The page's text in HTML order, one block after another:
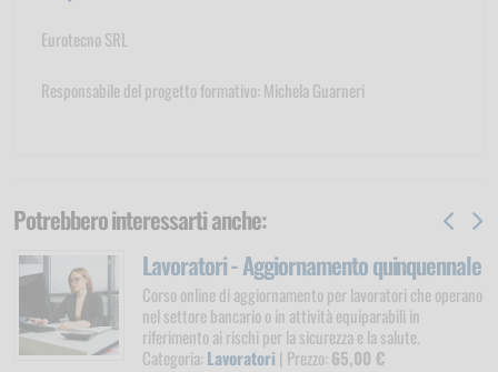
Eurotecno SRL
Responsabile del progetto formativo: Michela Guarneri
Potrebbero interessarti anche:
Lavoratori - Aggiornamento quinquennale
Corso online di aggiornamento per lavoratori che operano
nel settore bancario o in attività equiparabili in
riferimento ai rischi per la sicurezza e la salute.
Categoria: Lavoratori | Prezzo: 65,00 €